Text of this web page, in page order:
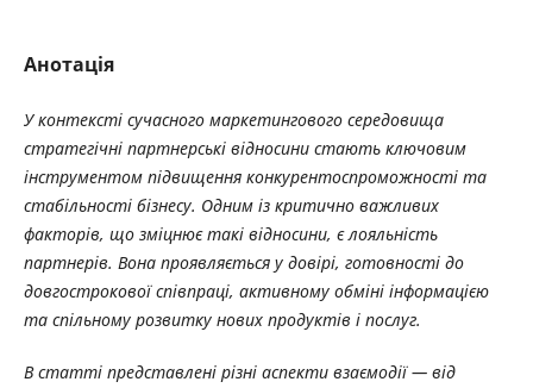
Анотація
У контексті сучасного маркетингового середовища
стратегічні партнерські відносини стають ключовим
інструментом підвищення конкурентоспроможності та
стабільності бізнесу. Одним із критично важливих
факторів, що зміцнює такі відносини, є лояльність
партнерів. Вона проявляється у довірі, готовності до
довгострокової співпраці, активному обміні інформацією
та спільному розвитку нових продуктів і послуг.
В статті представлені різні аспекти взаємодії — від